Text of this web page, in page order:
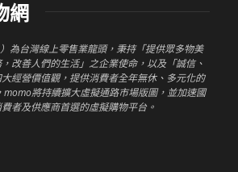
網
為台灣線上零售業龍頭，秉持「提供眾多物美
改善人們的生活」之企業使命，以及「誠信、
經營價值觀，提供消費者全年無休、多元化的
momo將持續擴大虛擬通路市場版圖，並加速國
者及供應商首選的虛擬購物平台。